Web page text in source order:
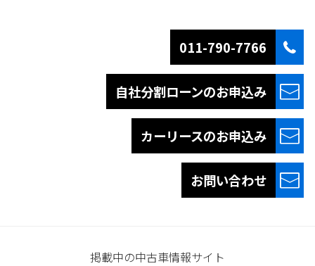
011-790-7766
自社分割ローンのお申込み
カーリースのお申込み
お問い合わせ
掲載中の中古車情報サイト